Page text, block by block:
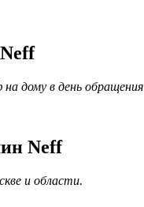
дому в день обращения
Neff
и области.